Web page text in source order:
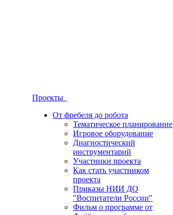
Проекты
От фребеля до робота
Тематическое планирование
Игровое оборудование
Диагностический
инструментарий
Участники проекта
Как стать участником
проекта
Приказы НИИ ДО
"Воспитатели России"
Фильм о программе от